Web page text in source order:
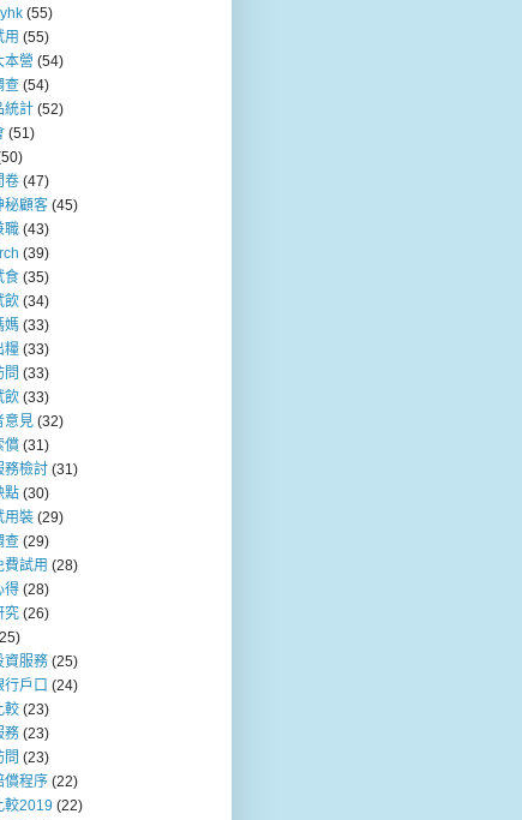
(55)
用 (55)
本營 (54)
查 (54)
統計 (52)
(51)
卷 (47)
秘顧客 (45)
職 (43)
(39)
食 (35)
飲 (34)
媽 (33)
糧 (33)
問 (33)
飲 (33)
意見 (32)
償 (31)
務檢討 (31)
點 (30)
用裝 (29)
查 (29)
費試用 (28)
得 (28)
究 (26)
資服務 (25)
行戶口 (24)
較 (23)
務 (23)
問 (23)
償程序 (22)
較2019 (22)